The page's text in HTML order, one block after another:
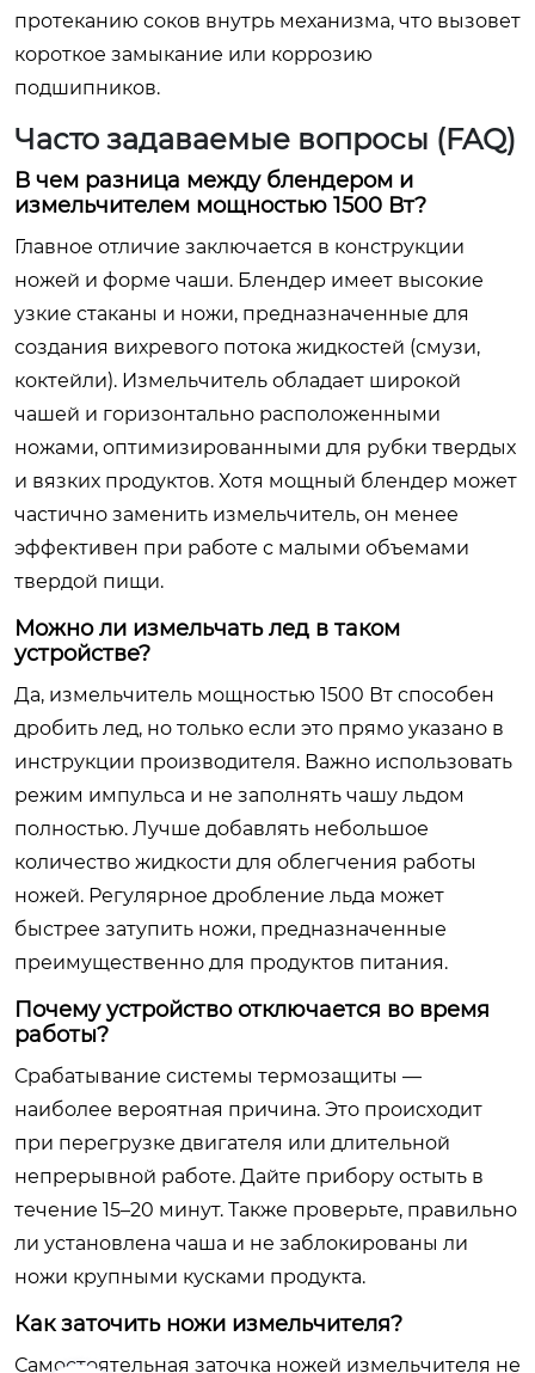
протеканию соков внутрь механизма, что вызовет
короткое замыкание или коррозию
подшипников.
Часто задаваемые вопросы (FAQ)
В чем разница между блендером и
измельчителем мощностью 1500 Вт?
Главное отличие заключается в конструкции
ножей и форме чаши. Блендер имеет высокие
узкие стаканы и ножи, предназначенные для
создания вихревого потока жидкостей (смузи,
коктейли). Измельчитель обладает широкой
чашей и горизонтально расположенными
ножами, оптимизированными для рубки твердых
и вязких продуктов. Хотя мощный блендер может
частично заменить измельчитель, он менее
эффективен при работе с малыми объемами
твердой пищи.
Можно ли измельчать лед в таком
устройстве?
Да, измельчитель мощностью 1500 Вт способен
дробить лед, но только если это прямо указано в
инструкции производителя. Важно использовать
режим импульса и не заполнять чашу льдом
полностью. Лучше добавлять небольшое
количество жидкости для облегчения работы
ножей. Регулярное дробление льда может
быстрее затупить ножи, предназначенные
преимущественно для продуктов питания.
Почему устройство отключается во время
работы?
Срабатывание системы термозащиты —
наиболее вероятная причина. Это происходит
при перегрузке двигателя или длительной
непрерывной работе. Дайте прибору остыть в
течение 15–20 минут. Также проверьте, правильно
ли установлена чаша и не заблокированы ли
ножи крупными кусками продукта.
Как заточить ножи измельчителя?
Самостоятельная заточка ножей измельчителя не